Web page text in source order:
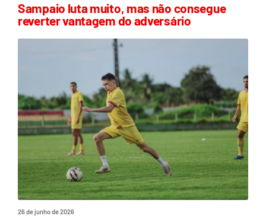
Sampaio luta muito, mas não consegue
reverter vantagem do adversário
26 de junho de 2026